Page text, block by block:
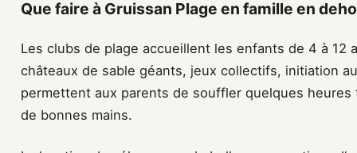
Que faire à Gruissan Plage en famille en
Les clubs de plage accueillent les enfants de 4 à 12
châteaux de sable géants, jeux collectifs, initiation
permettent aux parents de souffler quelques
de bonnes mains.